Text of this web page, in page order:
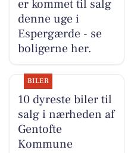
er kommet til salg
denne uge i
Espergærde - se
boligerne her.
BILER
10 dyreste biler til
salg i nærheden af
Gentofte
Kommune